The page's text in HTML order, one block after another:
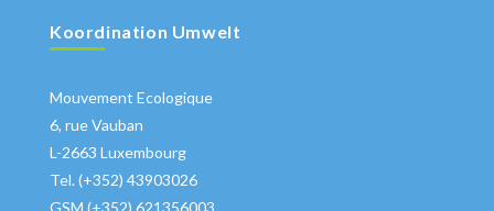
Koordination Umwelt
Mouvement Ecologique
6, rue Vauban
L-2663 Luxembourg
Tel. (+352) 43903026